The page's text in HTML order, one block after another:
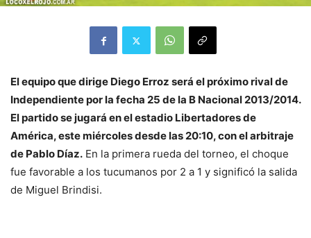
El equipo que dirige Diego Erroz será el próximo rival de
Independiente por la fecha 25 de la B Nacional 2013/2014.
El partido se jugará en el estadio Libertadores de
América, este miércoles desde las 20:10, con el arbitraje
de Pablo Díaz. En la primera rueda del torneo, el choque
fue favorable a los tucumanos por 2 a 1 y significó la salida
de Miguel Brindisi.